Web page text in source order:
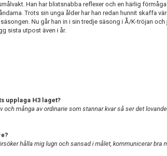
Han har blixtsnabba reflexer och en härlig
Trots sin unga ålder har han redan hunnit skaffa
Nu går han in i sin tredje säsong i Å/K-tröjan
sista utpost även i år.
upplaga H3 laget?
och många av ordinarie som stannar kvar så ser det
hålla mig lugn och sansad i målet, kommunicerar bra